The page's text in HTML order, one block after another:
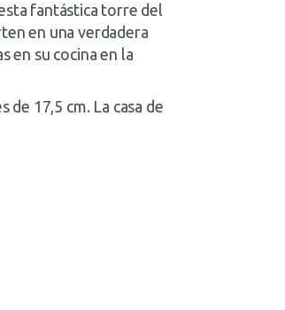
fantástica torre del
en una verdadera
en su cocina en la
de 17,5 cm. La casa de